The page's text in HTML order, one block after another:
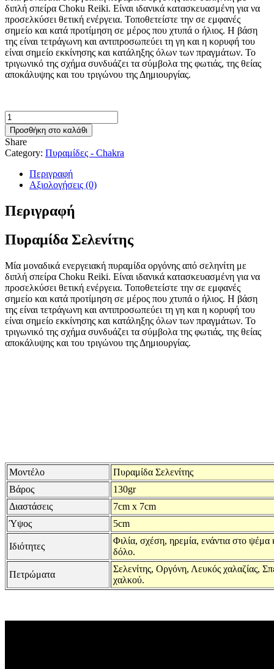
διπλή σπείρα Choku Reiki. Είναι ιδανικά κατασκευασμένη για να
προσελκύσει θετική ενέργεια. Τοποθετείστε την σε εμφανές
σημείο και κατά προτίμηση σε μέρος που χτυπά ο ήλιος. Η βάση
της είναι τετράγωνη και αντιπροσωπεύει τη γη και η κορυφή του
είναι σημείο εκκίνησης και κατάληξης όλων των πραγμάτων. Το
τριγωνικό της σχήμα συνδυάζει τα σύμβολα της φωτιάς, της θείας
αποκάλυψης και του τριγώνου της Δημιουργίας.
Πυραμίδα
Σελενίτης
ποσότητα
Προσθήκη στο καλάθι
Share
Category: Πυραμίδες - Chakra
Περιγραφή
Αξιολογήσεις (0)
Περιγραφή
Πυραμίδα Σελενίτης
Μία μοναδικά ενεργειακή πυραμίδα οργόνης από σεληνίτη με
διπλή σπείρα Choku Reiki. Είναι ιδανικά κατασκευασμένη για να
προσελκύσει θετική ενέργεια. Τοποθετείστε την σε εμφανές
σημείο και κατά προτίμηση σε μέρος που χτυπά ο ήλιος. Η βάση
της είναι τετράγωνη και αντιπροσωπεύει τη γη και η κορυφή του
είναι σημείο εκκίνησης και κατάληξης όλων των πραγμάτων. Το
τριγωνικό της σχήμα συνδυάζει τα σύμβολα της φωτιάς, της θείας
αποκάλυψης και του τριγώνου της Δημιουργίας.
Μοντέλο
Πυραμίδα Σελενίτης
Βάρος
130gr
Διαστάσεις
7cm x 7cm
Ύψος
5cm
Ιδιότητες
Φιλία, σχέση, ηρεμία, ενάντια στο ψέμα
δόλο.
Πετρώματα
Σελενίτης, Οργόνη, Λευκός χαλαζίας,
χαλκού.